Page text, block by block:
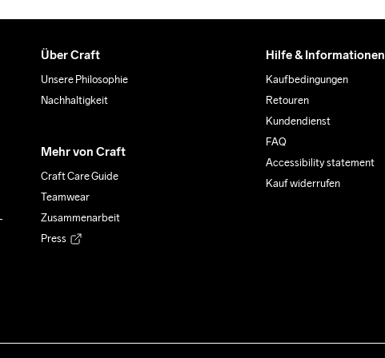
Über Craft
Unsere Philosophie
Nachhaltigkeit
Mehr von Craft
Craft Care Guide
Teamwear
Zusammenarbeit
Press
Hilfe & Informationen
Kaufbedingungen
Retouren
Kundendienst
FAQ
Accessibility statement
Kauf widerrufen